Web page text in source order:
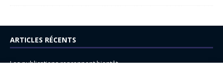
ARTICLES RÉCENTS
Les publications reprennent bientôt…